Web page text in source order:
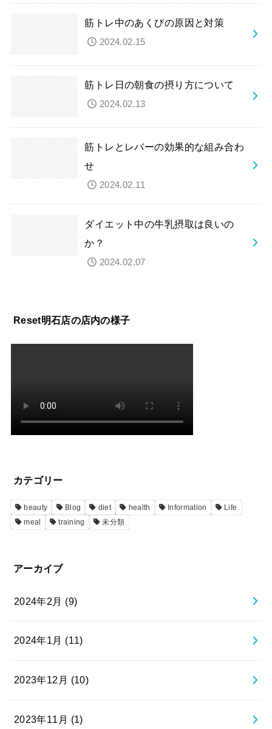
筋トレ中のあくびの原因と対策
2024.02.15
筋トレ日の朝食の摂り方について
2024.02.13
筋トレとレバーの効果的な組み合わ
せ
2024.02.11
ダイエット中の牛乳摂取は良いの
か？
2024.02.07
Reset明石店の店内の様子
カテゴリー
beauty Blog diet health Information
Life
meal
training 未分類
アーカイブ
2024年2月 (9)
2024年1月 (11)
2023年12月 (10)
2023年11月 (1)